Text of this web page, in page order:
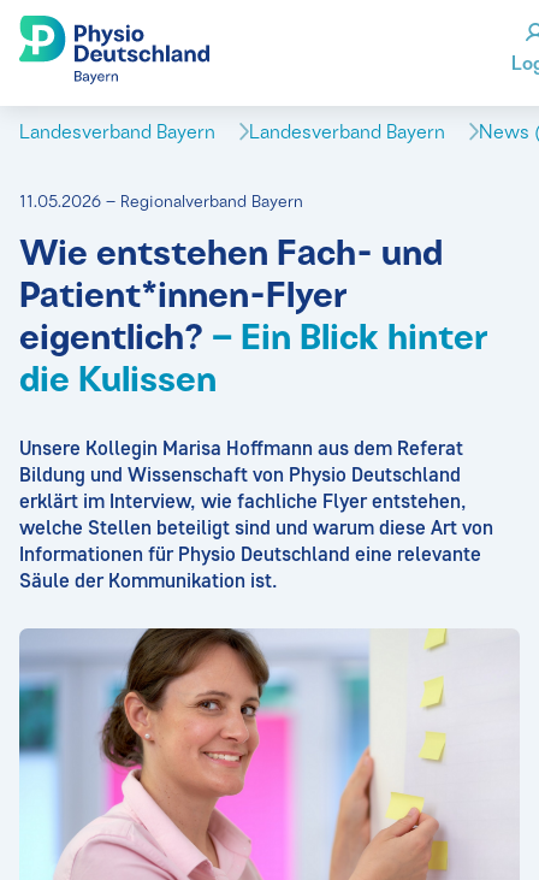
Landesverband Bayern Landesverband Bayern News
11.05.2026 – Regionalverband Bayern
Wie entstehen Fach- und
Patient*innen-Flyer
eigentlich? – Ein Blick hinter
die Kulissen
Unsere Kollegin Marisa Hoffmann aus dem Referat
Bildung und Wissenschaft von Physio Deutschland
erklärt im Interview, wie fachliche Flyer entstehen,
welche Stellen beteiligt sind und warum diese Art von
Informationen für Physio Deutschland eine relevante
Säule der Kommunikation ist.